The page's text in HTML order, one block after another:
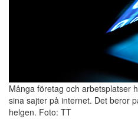
Många företag och arbetsplatser
sina sajter på internet. Det beror
helgen. Foto: TT